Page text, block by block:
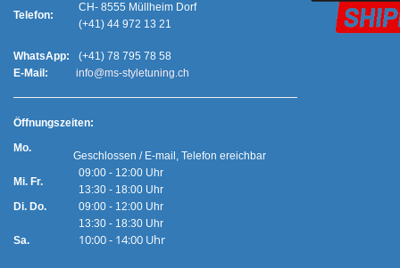
Telefon:
CH- 8555 Müllheim Dorf
(+41) 44 972 13 21
WhatsApp:
(+41) 78 795 78 58
E-Mail:
info@ms-styletuning.ch
Öffnungszeiten:
Mo.
Mi. Fr.
Geschlossen / E-mail, Telefon ereichbar
09:00 - 12:00 Uhr
13:30 - 18:00 Uhr
Di. Do.
Sa.
09:00 - 12:00 Uhr
13:30 - 18:30 Uhr
10:00 - 14:00 Uhr